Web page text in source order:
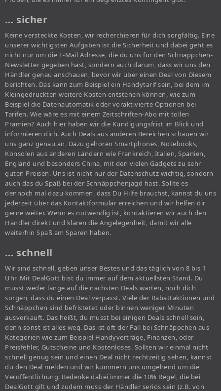
… sicher
Keine versteckte Kosten, wir recherchieren für dich sorgfältig. Eine
unserer wichtigsten Aufgaben ist die Sicherheit und dabei geht es
nicht nur um die E-Mail Adresse, die du uns für den Schnäppchen-
Newsletter gegeben hast, sondern auch darum, dass wir uns den
Händler genau anschauen, bevor wir über einen Deal von Diesem
berichten. Das kann zum Beispiel ein Handytarif sein, bei dem im
Kleingedruckten weitere Kosten entstehen können, wie zum
Beispiel die Datenautomatik oder voraktivierte Optionen bei
Tarifen. Wie wäre es mit einem Zeitschriften-Abo mit tollen
Prämien? Auch hier haben wir die Kündigungsfrist im Blick und
informieren dich. Auch Deals aus anderen Bereichen schauen wir
uns ganz genau an. Dazu gehören Smartphones, Notebooks,
Konsolen aus anderen Ländern wie Frankreich, Italien, Spanien,
England und besonders China, mit den vielen Gadgets zu sehr
guten Preisen. Uns ist nicht nur der Datenschutz wichtig, sondern
auch das du Spaß bei der Schnäppchenjagd hast. Sollte es
dennoch mal dazu kommen, dass Du Hilfe brauchst, kannst du uns
jederzeit über das Kontaktformular erreichen und wir helfen dir
gerne weiter. Wenn es notwendig ist, kontaktieren wir auch den
Händler direkt und klären die Angelegenheit, damit wir alle
weiterhin Spaß am Sparen haben.
… schnell
Wir sind schnell, geben unser Bestes und das täglich von 8 bis 1
Uhr. Mit DealGott bist du immer auf dem aktuellsten Stand. Du
musst weder lange auf die nächsten Deals warten, noch dich
sorgen, dass du einen Deal verpasst. Viele der Rabattaktionen und
Schnäppchen sind befristetet oder binnen weniger Minuten
ausverkauft. Das heißt, du musst bei einigen Deals schnell sein,
denn sonst ist alles weg. Das ist oft der Fall bei Schnäppchen aus
Kategorien wie zum Beispiel Handyverträge, Finanzen, oder
Preisfehler, Gutscheine und Kostenloses. Sollten wir einmal nicht
schnell genug sein und einen Deal nicht rechtzeitig sehen, kannst
du den Deal melden und wir kümmern uns umgehend um die
Veröffentlichung. Bedenke dabei immer die 10% Regel, die bei
DealGott gilt und zudem muss der Händler seriös sein (z.B. von